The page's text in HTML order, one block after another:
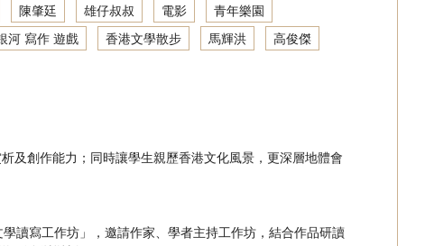
陳肇廷 雄仔叔叔 電影
青年樂園
河 寫作 遊戲 香港文學散步 馬輝洪
高俊傑
創作能力；同時讓學生親歷香港文化風景，更深層地體會
讀寫工作坊」，邀請作家、學者主持工作坊，結合作品研讀